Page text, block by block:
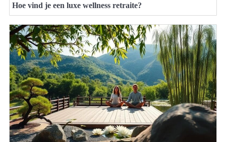
Hoe vind je een luxe wellness retraite?